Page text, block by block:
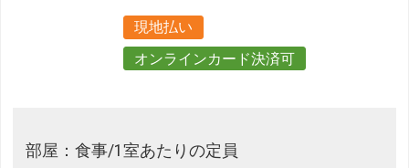
現地払い
オンラインカード決済可
部屋：食事/1室あたりの定員